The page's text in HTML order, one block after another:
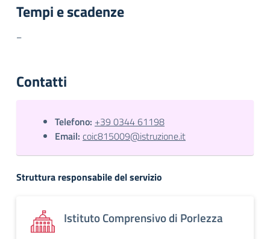
Tempi e scadenze
–
Contatti
Telefono: +39 0344 61198
Email: coic815009@istruzione.it
Struttura responsabile del servizio
Istituto Comprensivo di Porlezza